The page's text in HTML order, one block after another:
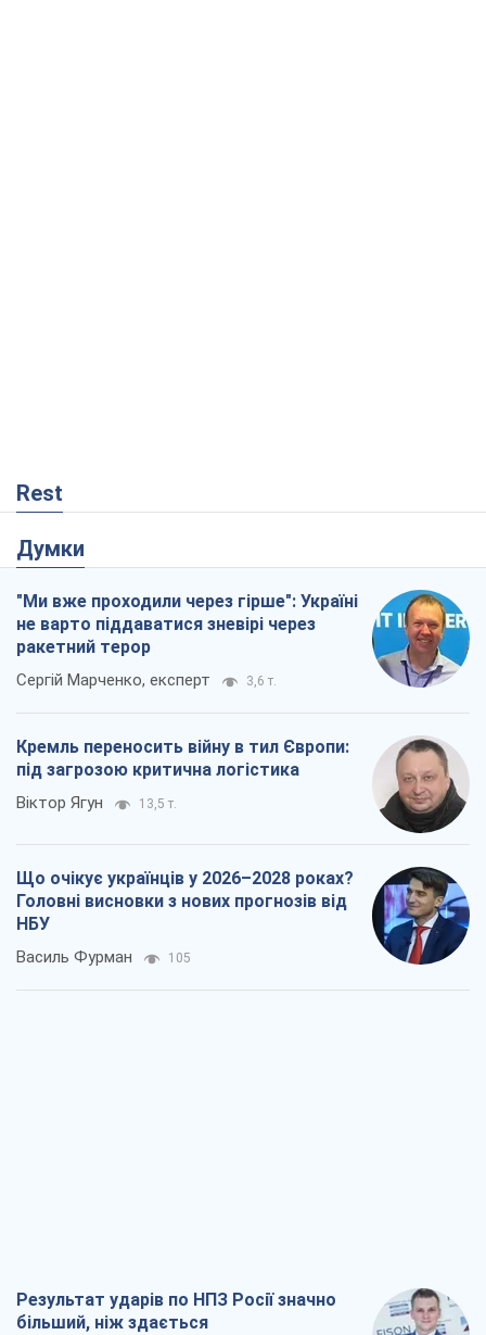
Rest
Думки
"Ми вже проходили через гірше": Україні
не варто піддаватися зневірі через
ракетний терор
Сергій Марченко, експерт 3,6 т.
Кремль переносить війну в тил Європи:
під загрозою критична логістика
Віктор Ягун 13,5 т.
Що очікує українців у 2026–2028 роках?
Головні висновки з нових прогнозів від
НБУ
Василь Фурман 105
Результат ударів по НПЗ Росії значно
більший, ніж здається